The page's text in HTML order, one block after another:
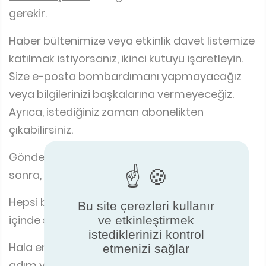
gerekir.
Haber bültenimize veya etkinlik davet listemize
katılmak istiyorsanız, ikinci kutuyu işaretleyin.
Size e-posta bombardımanı yapmayacağız
veya bilgilerinizi başkalarına vermeyeceğiz.
Ayrıca, istediğiniz zaman abonelikten
çıkabilirsiniz.
Göndermek istediğiniz bilgileri onayladıktan
sonra, gönder düğmesine tıklayın.
Hepsi bu kadar, işlem tamamdır. 2 iş günü
içinde size cevap vermeye çalışacağız.
Hala emin değil misiniz? YouTube'da adım
Bu site çerezleri kullanır
ve etkinleştirmek
istediklerinizi kontrol
etmenizi sağlar